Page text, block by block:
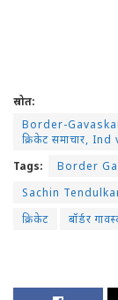
स्रोत:
Border-Gavaskar
क्रिकेट समाचार,
Tags:
Border
Sachin
क्रिकेट
बॉर्डर